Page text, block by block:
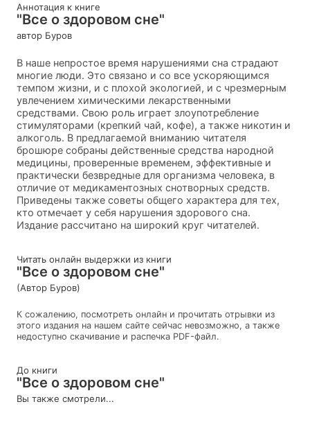
Аннотация к книге
"Все о здоровом сне"
автор Буров
В наше непростое время нарушениями сна страдают
многие люди. Это связано и со все ускоряющимся
темпом жизни, и с плохой экологией, и с чрезмерным
увлечением химическими лекарственными
средствами. Свою роль играет злоупотребление
стимуляторами (крепкий чай, кофе), а также никотин и
алкоголь. В предлагаемой вниманию читателя
брошюре собраны действенные средства народной
медицины, проверенные временем, эффективные и
практически безвредные для организма человека, в
отличие от медикаментозных снотворных средств.
Приведены также советы общего характера для тех,
кто отмечает у себя нарушения здорового сна.
Издание рассчитано на широкий круг читателей.
Читать онлайн выдержки из книги
"Все о здоровом сне"
(Автор Буров)
К сожалению, посмотреть онлайн и прочитать отрывки из
этого издания на нашем сайте сейчас невозможно, а также
недоступно скачивание и распечка PDF-файл.
До книги
"Все о здоровом сне"
Вы также смотрели...